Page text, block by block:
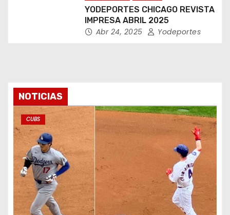
YODEPORTES CHICAGO REVISTA
IMPRESA ABRIL 2025
Abr 24, 2025 Yodeportes
NOTICIAS
CUBS